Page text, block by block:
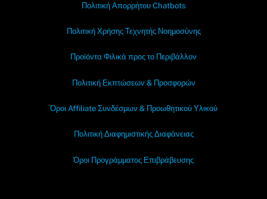
Πολιτική Απορρήτου Chatbots
Πολιτική Χρήσης Τεχνητής Νοημοσύνης
Προϊόντα Φιλικά προς το Περιβάλλον
Πολιτική Εκπτώσεων & Προσφορών
Όροι Affiliate Συνδέσμων & Προωθητικού Υλικού
Πολιτική Διαφημιστικής Διαφάνειας
Όροι Προγράμματος Επιβράβευσης